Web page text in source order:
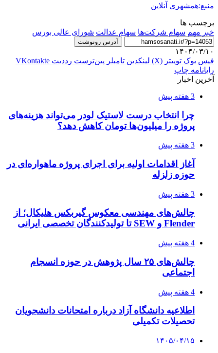
منبع:همشهری آنلاین
برچسب ها
خبر مهم سهام شرکت‌ها سهام عدالت شورای عالی بورس
آدرس رونوشت
۱۴۰۴/۰۳/۱۰
فیس بوک توییتر (X) لینکدین ‫تامبلر ‫پین‌ترست ‫رددیت ‫VKontakte
رایانامه چاپ
آخرین اخبار
3 هفته پیش
چرا انتخاب درست لاستیک لودر می‌تواند هزینه‌های
پروژه را میلیون‌ها تومان کاهش دهد؟
3 هفته پیش
آغاز اقدامات اولیه برای اجرای پروژه ماهواره‌ای در
حوزه زلزله
3 هفته پیش
چالش‌های مهندسی معکوس گیربکس هلیکال؛ از
Flender و SEW تا تولیدکنندگان تخصصی ایرانی
4 هفته پیش
چالش‌های ۲۵ سال پژوهش در حوزه انسجام
اجتماعی
4 هفته پیش
اطلاعیه دانشگاه آزاد درباره امتحانات دانشجویان
تحصیلات تکمیلی
۱۴۰۵/۰۴/۱۵